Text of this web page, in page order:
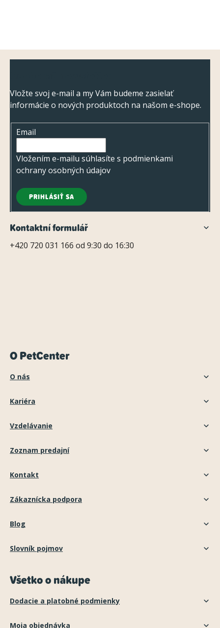
Vložte svoj e-mail a my Vám budeme zasielať
informácie o nových produktoch na našom e-shope.
Email
Vložením e-mailu súhlasíte s podmienkami
ochrany osobných údajov
PRIHLÁSIŤ SA
Kontaktní formulář
+420 720 031 166 od 9:30 do 16:30
O PetCenter
O nás
Kariéra
Vzdelávanie
Zoznam predajní
Kontakt
Zákaznícka podpora
Blog
Slovník pojmov
Všetko o nákupe
Dodacie a platobné podmienky
Moja objednávka